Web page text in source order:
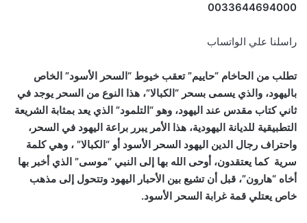
0033644694000
راسلنا علي الواتساب
تطلب من الحاخام “حاييم” تعقب خيوط “السحر الأسود” الخاص
باليهود، والذي يسمى بسحر “الكبالا”، هذا النوع من السحر يوجد في
ثاني كتاب مقدس عند اليهود، وهو “التلمود” الذي يعد بمثابة الشريعة
التطبيقية للديانة اليهودية، هذا الأمر يبرر براعة اليهود في السحر،
واحتراف رجال الدين اليهود السحر الأسود أو “الكبالا” ، وهي كلمة
سرية كما يعتقدون، أوحى الله بها إلى النبي “موسى” الذي أخبر بها
أخاه “هارون”، قبل أن تشيع بين الأحبار اليهود وتتحول إلى مذهب
خاص يعتلي قمة غرابة السحر الأسود.